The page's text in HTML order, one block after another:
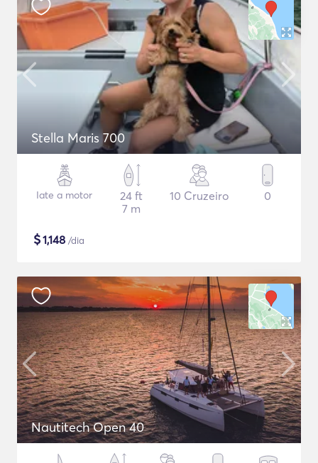
Stella Maris 700
Iate a motor
24 ft
7 m
10 Cruzeiro 0
$1,148 /dia
Nautitech Open 40